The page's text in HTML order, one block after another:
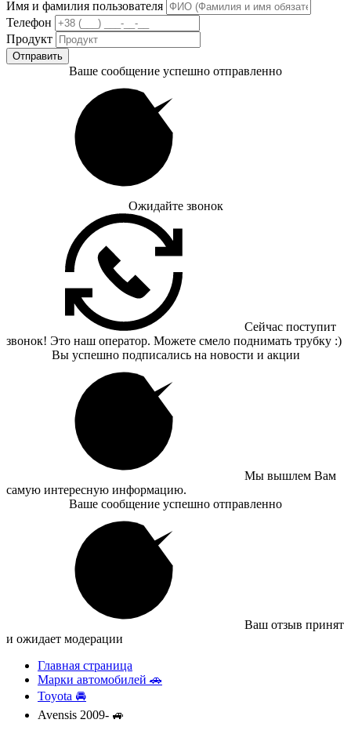
Имя и фамилия пользователя
Телефон
Продукт
Отправить
Ваше сообщение успешно отправленно
Ожидайте звонок
Сейчас поступит
звонок! Это наш оператор. Можете смело поднимать трубку :)
Вы успешно подписались на новости и акции
Мы вышлем Вам
самую интересную информацию.
Ваше сообщение успешно отправленно
Ваш отзыв принят
и ожидает модерации
Главная страница
Марки автомобилей 🚗
Toyota 🚘
Avensis 2009- 🚙